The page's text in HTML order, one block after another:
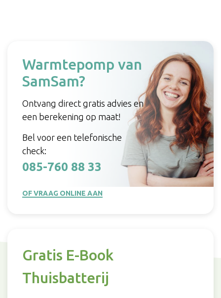
Warmtepomp van
SamSam?
Ontvang direct gratis advies en
een berekening op maat!
Bel voor een telefonische
check:
085-760 88 33
OF VRAAG ONLINE AAN
Gratis E-Book
Thuisbatterij